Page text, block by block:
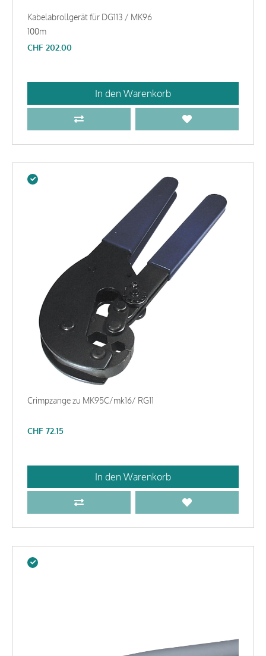
Kabelabrollgerät für DG113 / MK96
100m
CHF 202.00
In den Warenkorb
Crimpzange zu MK95C/mk16/ RG11
CHF 72.15
In den Warenkorb